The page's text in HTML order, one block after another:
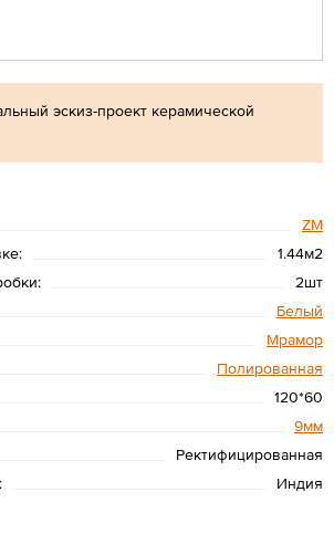
эскиз-проект керамической
ZM
1.44м2
2шт
Белый
Мрамор
Полированная
120*60
9мм
Ректифицированная
Индия